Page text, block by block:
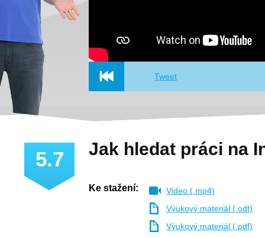
5.7
Tweet
Jak hledat práci na
Ke stažení:
Video (.mp4)
Výukový materiál (.odt)
Výukový materiál (.pdf)